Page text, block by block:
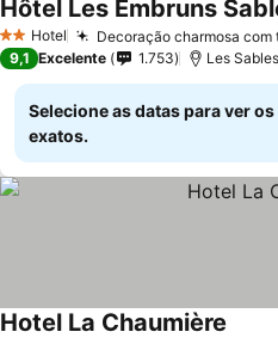
2 Estrelas
Hotel Decoração charmosa com
Hôtel Les Embruns
9,1 Excelente 1.753 Les
Selecione as datas para ver
exatos.
Hotel La Chaumière